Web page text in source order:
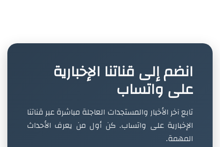
انضم إلى قناتنا الإخبارية
على واتساب
تابع آخر الأخبار والمستجدات العاجلة مباشرة عبر قناتنا
الإخبارية على واتساب. كن أول من يعرف الأحداث
المهمة.